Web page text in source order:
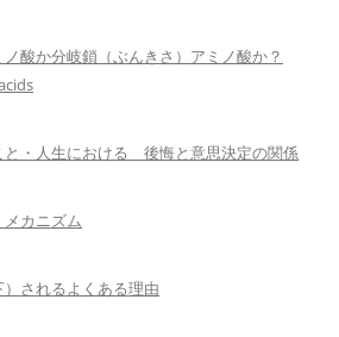
酸か分岐鎖（ぶんきさ）アミノ酸か？
と・人生における 後悔と意思決定の関係
カニズム
されるよくある理由